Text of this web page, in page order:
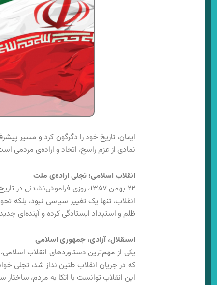
ایمان، تاریخ خود را دگرگون کرد و مسیر
نمادی از عزم راسخ، اتحاد و اراده‌ی مردمی
انقلاب اسلامی؛ تجلی اراده‌ی ملت
۲۲ بهمن ۱۳۵۷، روزی
انقلاب، تنها یک تغییر سیاسی نبود، بلکه
ظلم و استبداد ایستادگی کرده و آینده‌ای
استقلال، آزادی، جمهوری اسلامی
یکی از مهم‌ترین دستاوردهای انقلاب
که در جریان انقلاب طنین‌انداز شد، تجلی
این انقلاب توانست با اتکا به مردم،